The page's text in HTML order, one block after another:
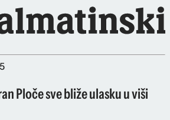
Ploče sve bliže ulasku u viši